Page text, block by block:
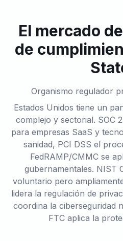
El mercado
de
Organismo regulador
Estados Unidos tiene un
complejo y sectorial. SOC
para empresas SaaS y
sanidad, PCI DSS el
FedRAMP/CMMC se
gubernamentales. NIST
voluntario pero
lidera la regulación de
coordina la ciberseguridad
FTC aplica la